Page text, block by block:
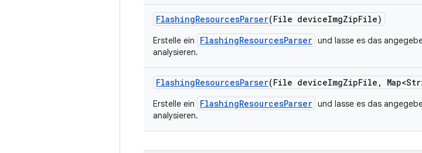
FlashingResourcesParser(File deviceImgZipFile)
Erstelle ein FlashingResourcesParser und lasse es das
analysieren.
FlashingResourcesParser(File deviceImgZipFile ,
Erstelle ein FlashingResourcesParser und lasse es das
analysieren.